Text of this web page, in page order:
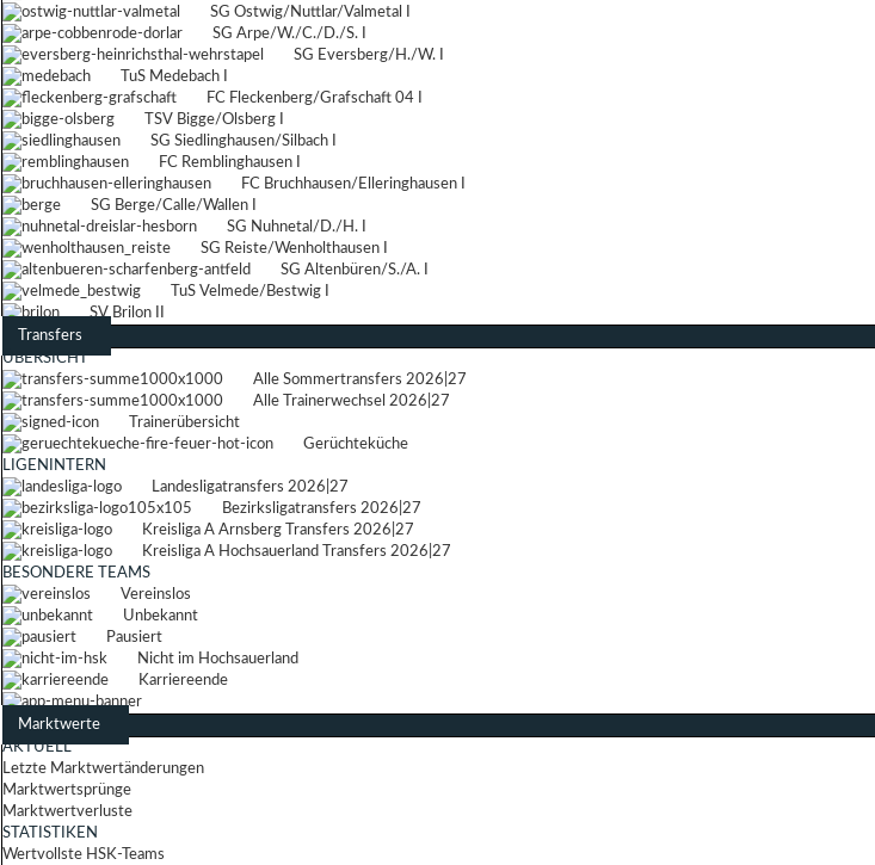
SG Ostwig/Nuttlar/Valmetal I
SG Arpe/W./C./D./S. I
SG Eversberg/H./W. I
TuS Medebach I
FC Fleckenberg/Grafschaft 04 I
TSV Bigge/Olsberg I
SG Siedlinghausen/Silbach I
FC Remblinghausen I
FC Bruchhausen/Elleringhausen I
SG Berge/Calle/Wallen I
SG Nuhnetal/D./H. I
SG Reiste/Wenholthausen I
SG Altenbüren/S./A. I
TuS Velmede/Bestwig I
SV Brilon II
Transfers
ÜBERSICHT
Alle Sommertransfers 2026|27
Alle Trainerwechsel 2026|27
Trainerübersicht
Gerüchteküche
LIGENINTERN
Landesligatransfers 2026|27
Bezirksligatransfers 2026|27
Kreisliga A Arnsberg Transfers 2026|27
Kreisliga A Hochsauerland Transfers 2026|27
BESONDERE TEAMS
Vereinslos
Unbekannt
Pausiert
Nicht im Hochsauerland
Karriereende
Marktwerte
AKTUELL
Letzte Marktwertänderungen
Marktwertsprünge
Marktwertverluste
STATISTIKEN
Wertvollste HSK-Teams